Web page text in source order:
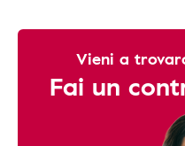
Vieni a
Fai un